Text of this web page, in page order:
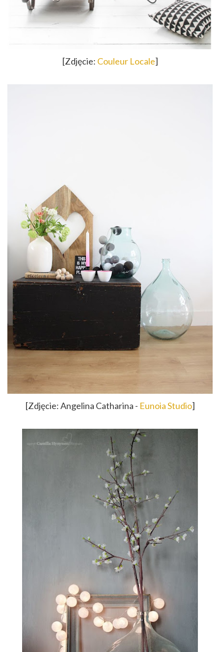
[Zdjęcie: Couleur Locale]
[Zdjęcie: Angelina Catharina - Eunoia Studio]